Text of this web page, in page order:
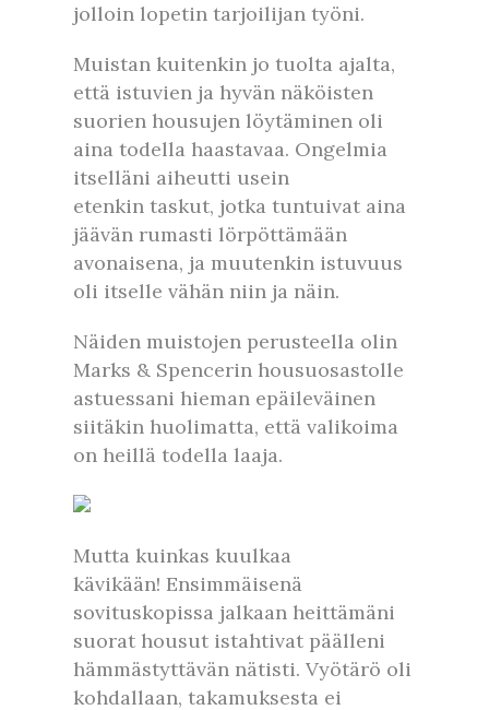
jolloin lopetin tarjoilijan työni.
Muistan kuitenkin jo tuolta ajalta,
että istuvien ja hyvän näköisten
suorien housujen löytäminen oli
aina todella haastavaa. Ongelmia
itselläni aiheutti usein
etenkin taskut, jotka tuntuivat aina
jäävän rumasti lörpöttämään
avonaisena, ja muutenkin istuvuus
oli itselle vähän niin ja näin.
Näiden muistojen perusteella olin
Marks & Spencerin housuosastolle
astuessani hieman epäileväinen
siitäkin huolimatta, että valikoima
on heillä todella laaja.
Mutta kuinkas kuulkaa
kävikään! Ensimmäisenä
sovituskopissa jalkaan heittämäni
suorat housut istahtivat päälleni
hämmästyttävän nätisti. Vyötärö oli
kohdallaan, takamuksesta ei